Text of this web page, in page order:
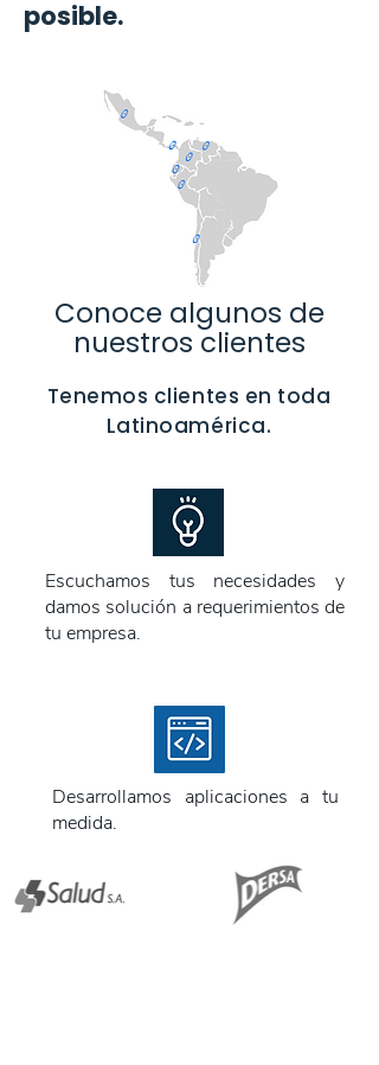
posible.
Conoce algunos de
nuestros clientes
Tenemos clientes en toda
Latinoamérica.
Escuchamos tus necesidades y
damos solución a requerimientos de
tu empresa.
Desarrollamos aplicaciones a tu
medida.